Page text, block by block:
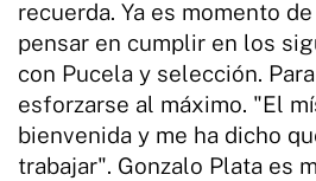
recuerda. Ya es momento
pensar en cumplir en los
con Pucela y selección.
esforzarse al máximo. "El
bienvenida y me ha dicho
trabajar". Gonzalo Plata es